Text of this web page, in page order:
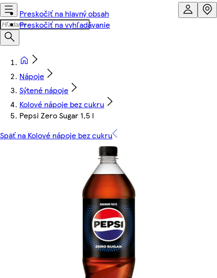
Preskočiť na hlavný obsah
Preskočiť na vyhľadávanie
Nápoje
Sýtené nápoje
Kolové nápoje bez cukru
Pepsi Zero Sugar 1,5 l
Späť na Kolové nápoje bez cukru